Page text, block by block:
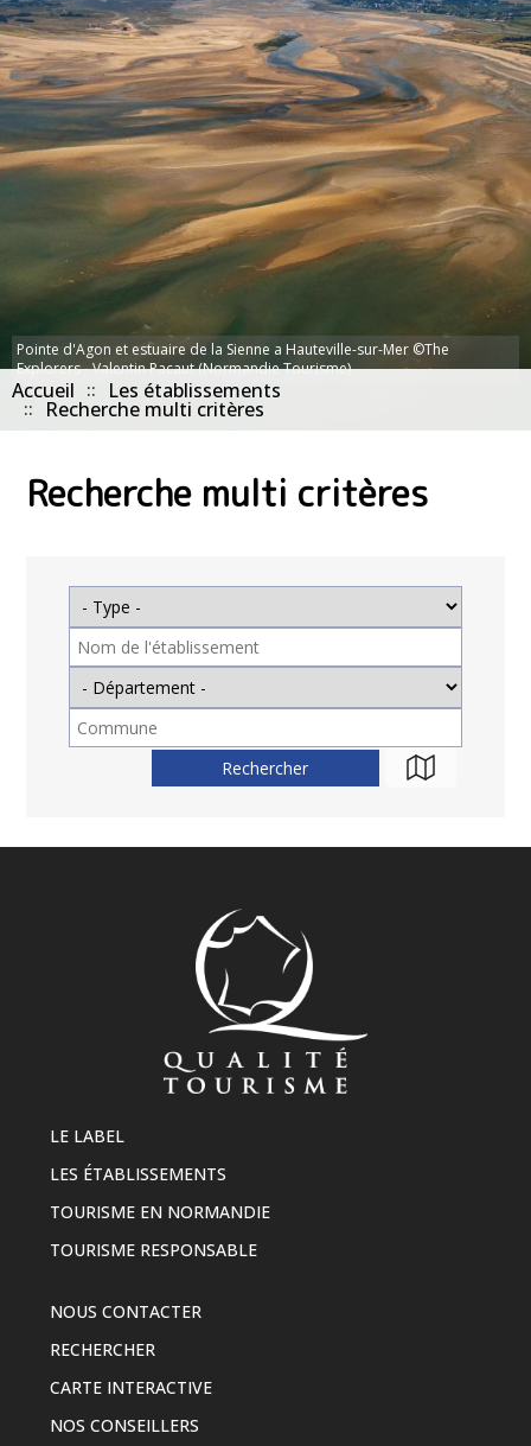
Pointe d'Agon et estuaire de la Sienne a Hauteville-sur-Mer ©The
Explorers - Valentin Pacaut (Normandie Tourisme)
Accueil Les établissements
Recherche multi critères
Recherche multi critères
LE LABEL
LES ÉTABLISSEMENTS
TOURISME EN NORMANDIE
TOURISME RESPONSABLE
NOUS CONTACTER
RECHERCHER
CARTE INTERACTIVE
NOS CONSEILLERS